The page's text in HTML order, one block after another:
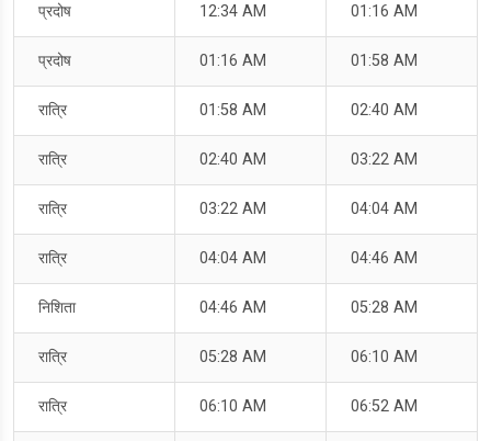
प्रदोष 12:34 AM 01:16 AM
प्रदोष 01:16 AM 01:58 AM
रात्रि 01:58 AM 02:40 AM
रात्रि 02:40 AM 03:22 AM
रात्रि 03:22 AM 04:04 AM
रात्रि 04:04 AM 04:46 AM
निशिता 04:46 AM 05:28 AM
रात्रि 05:28 AM 06:10 AM
रात्रि 06:10 AM 06:52 AM